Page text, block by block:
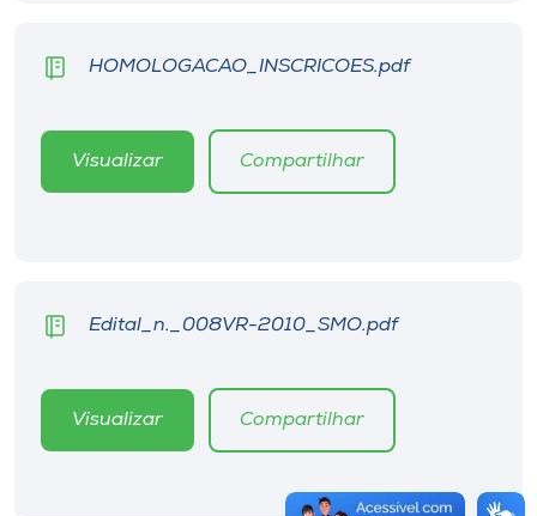
HOMOLOGACAO_INSCRICOES.pdf
Visualizar Compartilhar
Edital_n._008VR-2010_SMO.pdf
Visualizar Compartilhar